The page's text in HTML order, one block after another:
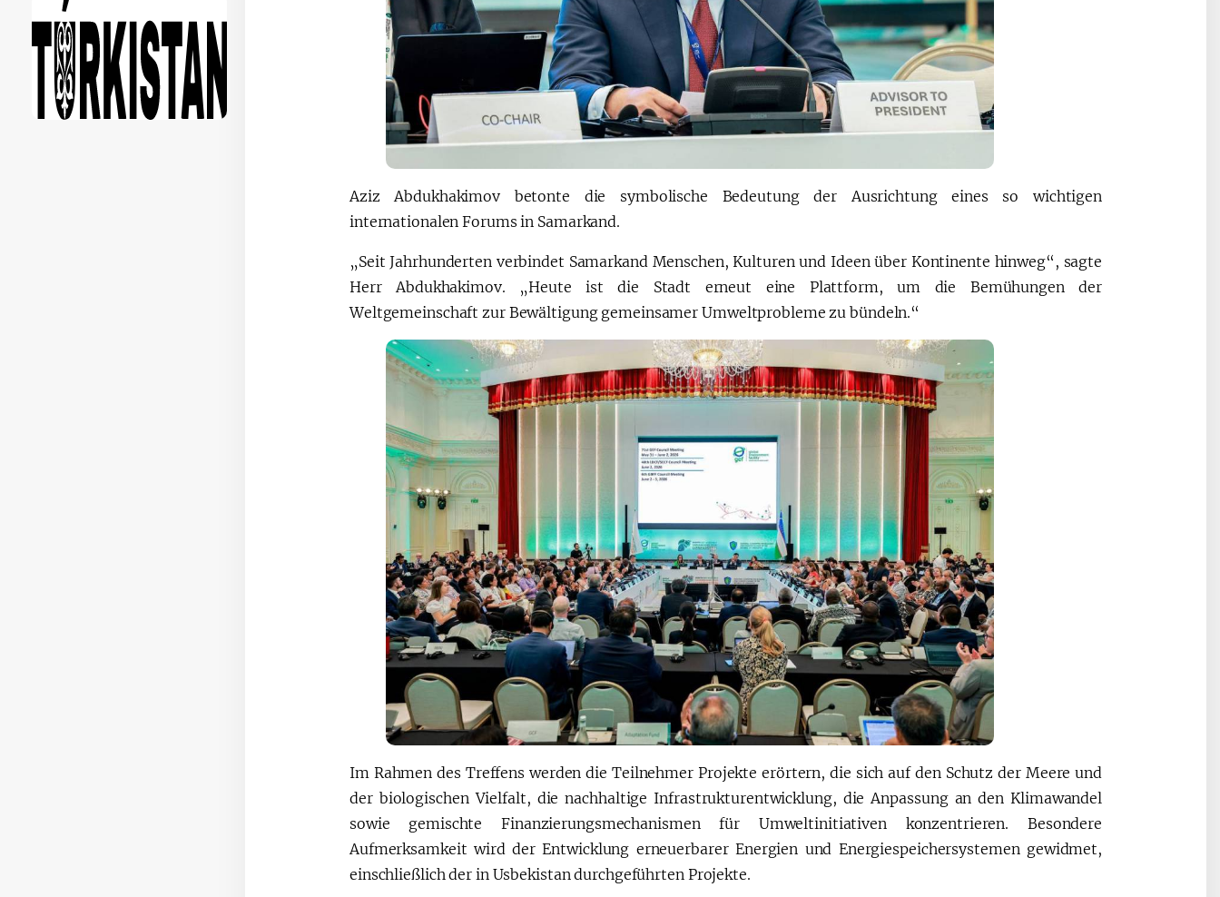
Aziz Abdukhakimov betonte die symbolische Bedeutung der Ausrichtung eines so wichtigen
internationalen Forums in Samarkand.
„Seit Jahrhunderten verbindet Samarkand Menschen, Kulturen und Ideen über Kontinente hinweg“, sagte
Herr Abdukhakimov. „Heute ist die Stadt erneut eine Plattform, um die Bemühungen der
Weltgemeinschaft zur Bewältigung gemeinsamer Umweltprobleme zu bündeln.“
Im Rahmen des Treffens werden die Teilnehmer Projekte erörtern, die sich auf den Schutz der Meere und
der biologischen Vielfalt, die nachhaltige Infrastrukturentwicklung, die Anpassung an den Klimawandel
sowie gemischte Finanzierungsmechanismen für Umweltinitiativen konzentrieren. Besondere
Aufmerksamkeit wird der Entwicklung erneuerbarer Energien und Energiespeichersystemen gewidmet,
einschließlich der in Usbekistan durchgeführten Projekte.